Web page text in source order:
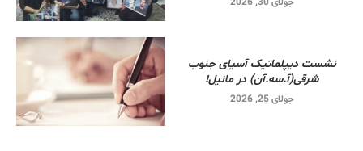
نشست دیپلماتیک آسیای جنوب
شرقی‌(آ.سه.آن) در مانیل!
جولای 25, 2026